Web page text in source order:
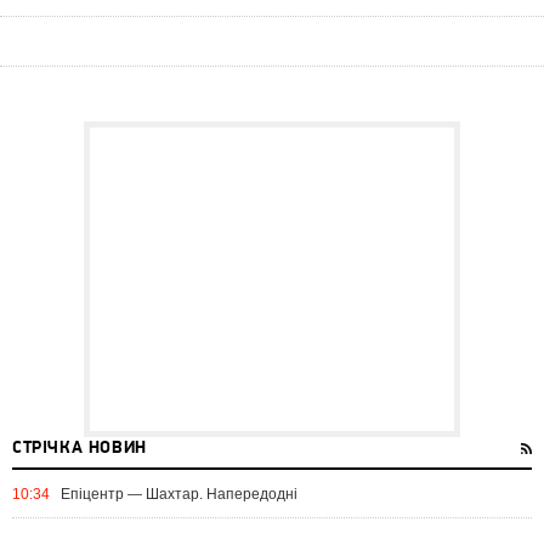
СТРІЧКА НОВИН
10:34 Епіцентр — Шахтар. Напередодні